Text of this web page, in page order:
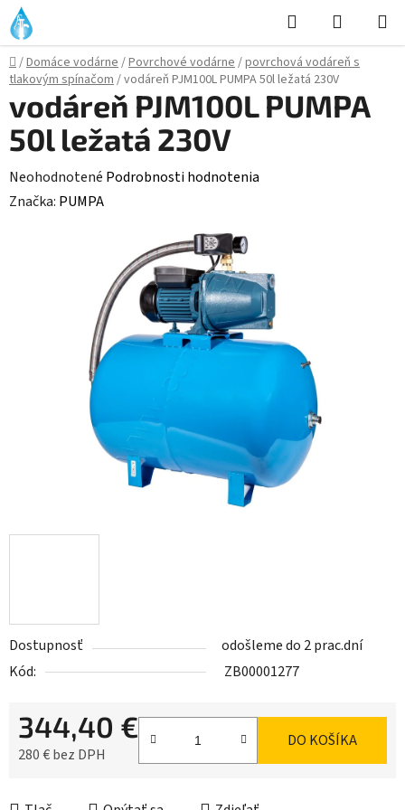
Prejsť
na
obsah
Hľadať
KOŠÍK
Domov
/Domáce vodárne/Povrchové vodárne/povrchová vodáreň s
tlakovým spínačom/vodáreň PJM100L PUMPA 50l ležatá 230V
Dostupnosť
odošleme do 2 prac.dní
Kód:
ZB00001277
344,40 €
280 € bez DPH
DO KOŠÍKA
vodáreň PJM100L PUMPA
50l ležatá 230V
Priemerné
hodnotenie
Neohodnotené Podrobnosti hodnotenia
Značka: PUMPA